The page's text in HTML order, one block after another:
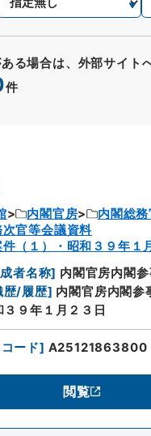
件
る場合は、外部サイト
内閣官房
内閣総
官等会議資料
（１）・昭和３９年１
者名称] 内閣官房内閣
歴/履歴] 内閣官房内閣参
３９年１月２３日
ード] A25121863800
閲覧